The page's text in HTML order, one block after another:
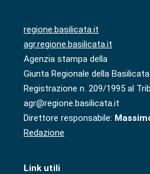
regione.basilicata.it
agr.regione.basilicata.it
Agenzia stampa della
Giunta Regionale della Basilicata
Registrazione n. 209/1995 al
agr@regione.basilicata.it
Direttore responsabile:
Redazione
Link utili